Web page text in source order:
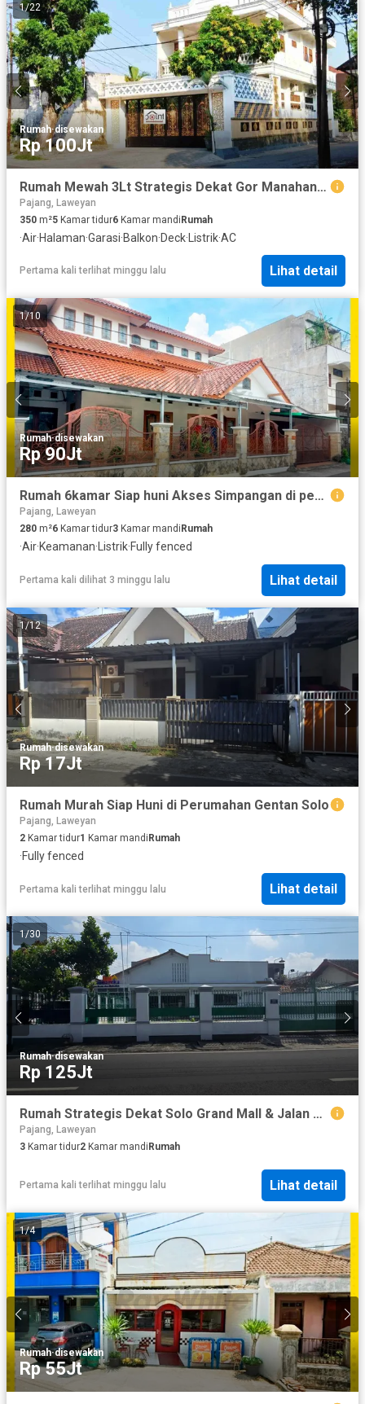
1/22
Rumah·disewakan
Rp 100Jt
Rumah Mewah 3Lt Strategis Dekat Gor Manahan dan Exit Tol
Pajang, Laweyan
350 m²5 Kamar tidur6 Kamar mandiRumah
·Air·Halaman·Garasi·Balkon·Deck·Listrik·AC
Pertama kali terlihat minggu lalu Lihat detail
1/10
Rumah·disewakan
Rp 90Jt
Rumah 6kamar Siap huni Akses Simpangan di penumping Laweyan Solo
Pajang, Laweyan
280 m²6 Kamar tidur3 Kamar mandi Rumah
·Air·Keamanan· Listrik·Fully fenced
Pertama kali dilihat 3 minggu lalu Lihat detail
1/12
Rumah·disewakan
Rp 17Jt
Rumah Murah Siap Huni di Perumahan Gentan Solo
Pajang, Laweyan
2 Kamar tidur1 Kamar mandiRumah
·Fully fenced
Pertama kali terlihat minggu lalu Lihat detail
1/30
Rumah·disewakan
Rp 125Jt
Rumah Strategis Dekat Solo Grand Mall & Jalan Slamet Riyadi, Solo
Pajang, Laweyan
3 Kamar tidur2 Kamar mandi Rumah
Pertama kali terlihat minggu lalu Lihat detail
1/4
Rumah·disewakan
Rp 55Jt